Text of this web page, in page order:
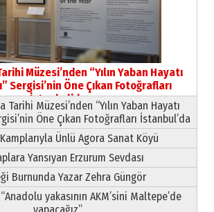
Müzesi’nden “Yılın Yaban Hayatı
Sergisi’nin Öne Çıkan Fotoğrafları
İstanbul’da
Müzesi’nden “Yılın Yaban Hayatı
Öne Çıkan Fotoğrafları İstanbul’da
Ünlü Agora Sanat Köyü
Yansıyan Erzurum Sevdası
Burnunda Yazar Zehra Güngör
yakasının AKM’sini Maltepe’de